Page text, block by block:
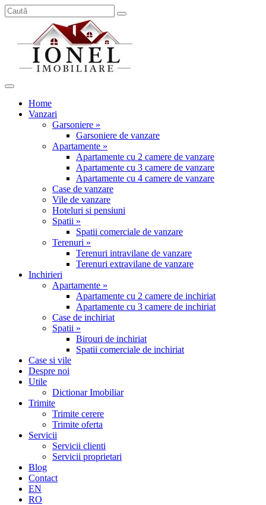
Home
Vanzari
Garsoniere »
Garsoniere de vanzare
Apartamente »
Apartamente cu 2 camere de vanzare
Apartamente cu 3 camere de vanzare
Apartamente cu 4 camere de vanzare
Case de vanzare
Vile de vanzare
Hoteluri si pensiuni
Spatii »
Spatii comerciale de vanzare
Terenuri »
Terenuri intravilane de vanzare
Terenuri extravilane de vanzare
Inchirieri
Apartamente »
Apartamente cu 2 camere de inchiriat
Apartamente cu 3 camere de inchiriat
Case de inchiriat
Spatii »
Birouri de inchiriat
Spatii comerciale de inchiriat
Case si vile
Despre noi
Utile
Dictionar Imobiliar
Trimite
Trimite cerere
Trimite oferta
Servicii
Servicii clienti
Servicii proprietari
Blog
Contact
EN
RO